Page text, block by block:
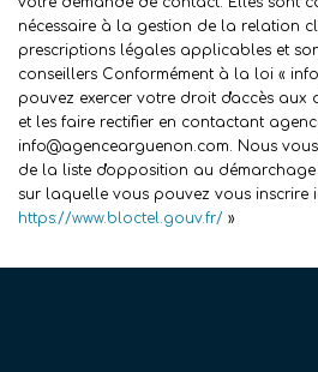
nécessaire à la gestion de la relation
prescriptions légales applicables et
conseillers Conformément à la loi «
pouvez exercer votre droit d'accès aux
et les faire rectifier en contactant
info@agencearguenon.com. Nous
de la liste d'opposition au
sur laquelle vous pouvez vous inscrire
https://www.bloctel.gouv.fr/ »